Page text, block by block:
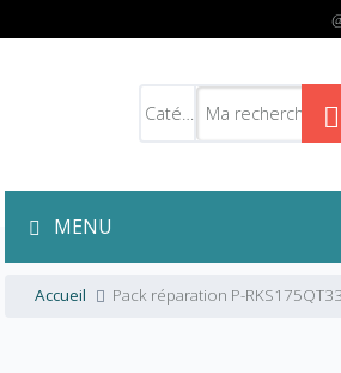
MENU
Accueil Pack réparation P-